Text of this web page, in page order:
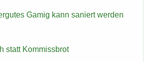
Gamig kann sa­niert wer­den
statt Kom­miss­brot